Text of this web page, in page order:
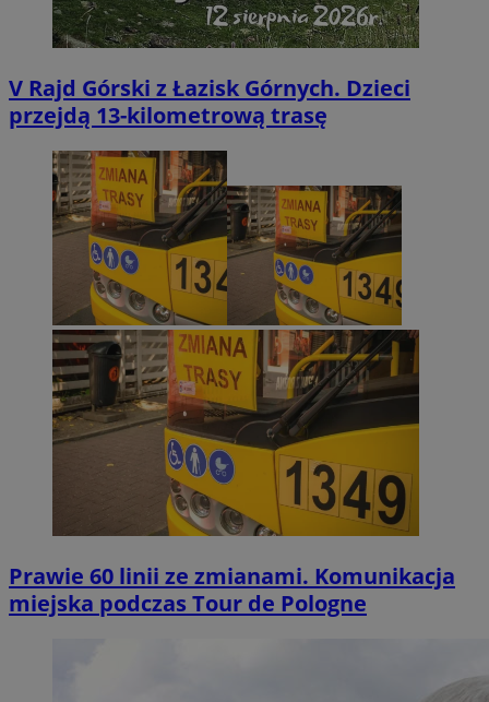
V Rajd Górski z Łazisk Górnych. Dzieci
przejdą 13-kilometrową trasę
Prawie 60 linii ze zmianami. Komunikacja
miejska podczas Tour de Pologne